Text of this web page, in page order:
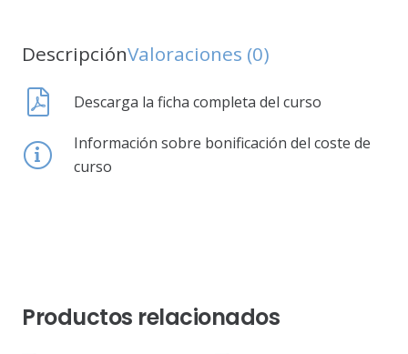
DescripciónValoraciones (0)
Descarga la ficha completa del curso
Información sobre bonificación del coste de
curso
Productos relacionados